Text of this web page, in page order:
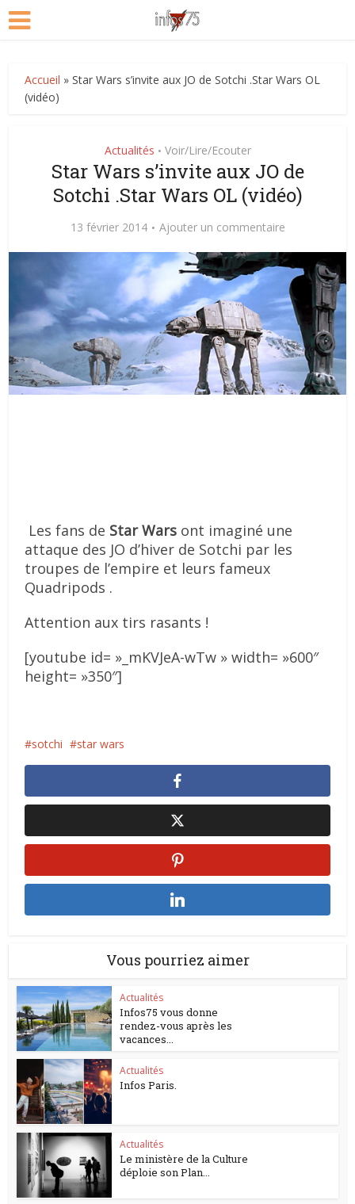
Accueil »Star Wars s’invite aux JO de Sotchi .Star Wars OL
(vidéo)
Actualités • Voir/Lire/Ecouter
Star Wars s’invite aux JO de
Sotchi .Star Wars OL (vidéo)
13 février 2014 Ajouter un commentaire
Les fans de Star Wars ont imaginé une
attaque des JO d’hiver de Sotchi par les
troupes de l’empire et leurs fameux
Quadripods .
Attention aux tirs rasants !
[youtube id= »_mKVJeA-wTw » width= »600″
height= »350″]
sotchi star wars
Vous pourriez aimer
Actualités
Infos75 vous donne
rendez-vous après les
vacances...
Actualités
Infos Paris.
Actualités
Le ministère de la Culture
déploie son Plan...